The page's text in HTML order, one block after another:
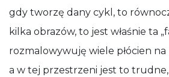
gdy tworzę dany cykl, to
kilka obrazów, to jest właśnie ta
rozmalowywuję wiele płócien na
a w tej przestrzeni jest to trudne,